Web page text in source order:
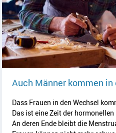
Auch Männer kommen in
Dass Frauen in den Wechsel
Das ist eine Zeit der
An deren Ende bleibt die